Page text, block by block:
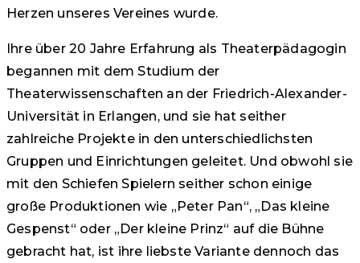
Herzen unseres Vereines wurde.
Ihre über 20 Jahre Erfahrung als Theaterpädagogin
begannen mit dem Studium der
Theaterwissenschaften an der Friedrich-Alexander-
Universität in Erlangen, und sie hat seither
zahlreiche Projekte in den unterschiedlichsten
Gruppen und Einrichtungen geleitet. Und obwohl sie
mit den Schiefen Spielern seither schon einige
große Produktionen wie „Peter Pan“, „Das kleine
Gespenst“ oder „Der kleine Prinz“ auf die Bühne
gebracht hat, ist ihre liebste Variante dennoch das